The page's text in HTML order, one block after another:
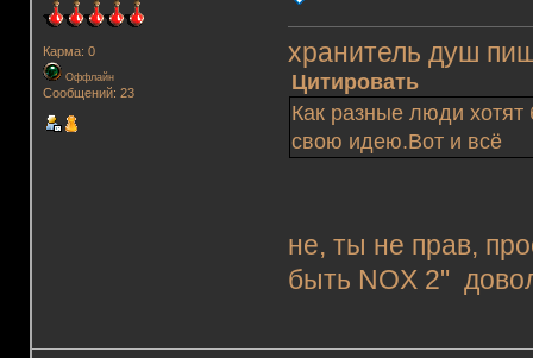
Карма: 0
Оффлайн
Сообщений: 23
хранитель душ
Цитировать
Как разные люди
свою идею.Вот и всё
не, ты не прав,
быть NOX 2"